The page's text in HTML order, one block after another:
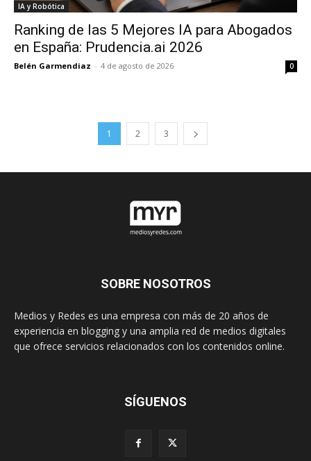
IA y Robótica
Ranking de las 5 Mejores IA para Abogados
en España: Prudencia.ai 2026
Belén Garmendiaz - 4 de agosto de 2026 0
1 2 3
SOBRE NOSOTROS
Medios y Redes es una empresa con más de 20 años de
experiencia en blogging y una amplia red de medios digitales
que ofrece servicios relacionados con los contenidos online.
SÍGUENOS